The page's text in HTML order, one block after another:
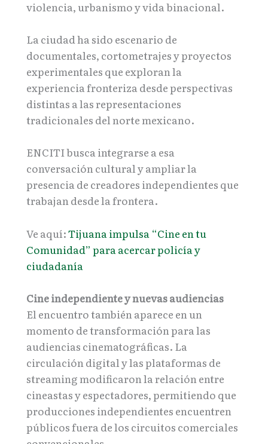
violencia, urbanismo y vida binacional.
La ciudad ha sido escenario de
documentales, cortometrajes y proyectos
experimentales que exploran la
experiencia fronteriza desde perspectivas
distintas a las representaciones
tradicionales del norte mexicano.
ENCITI busca integrarse a esa
conversación cultural y ampliar la
presencia de creadores independientes que
trabajan desde la frontera.
Ve aquí:Tijuana impulsa “Cine en tu
Comunidad” para acercar policía y
ciudadanía
Cine independiente y nuevas audiencias
El encuentro también aparece en un
momento de transformación para las
audiencias cinematográficas. La
circulación digital y las plataformas de
streaming modificaron la relación entre
cineastas y espectadores, permitiendo que
producciones independientes encuentren
públicos fuera de los circuitos comerciales